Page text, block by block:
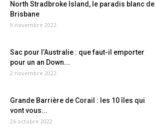
North Stradbroke Island, le paradis blanc de
Brisbane
9 novembre 2022
Sac pour l’Australie : que faut-il emporter
pour un an Down...
2 novembre 2022
Grande Barrière de Corail : les 10 îles qui
vont vous...
26 octobre 2022